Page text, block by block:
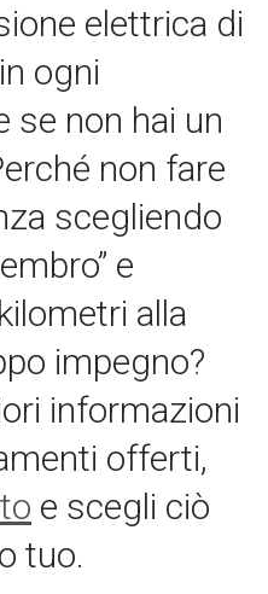
elettrica di
ogni
se non hai un
non fare
scegliendo
e
alla
impegno?
informazioni
offerti,
e scegli ciò
tuo.